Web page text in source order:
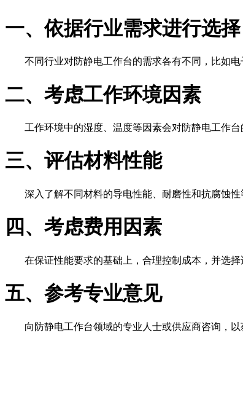
一、依据行业需求进行选择
不同行业对防静电工作台的需求各有不同，比如
二、考虑工作环境因素
工作环境中的湿度、温度等因素会对防静电工作
三、评估材料性能
深入了解不同材料的导电性能、耐磨性和抗腐蚀
四、考虑费用因素
在保证性能要求的基础上，合理控制成本，并选择
五、参考专业意见
向防静电工作台领域的专业人士或供应商咨询，以